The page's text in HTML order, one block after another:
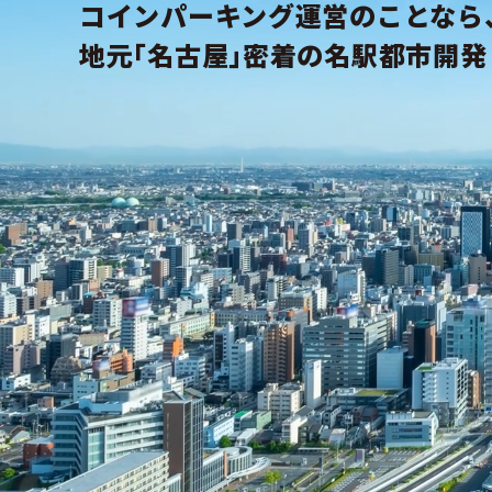
コインパーキング運営のことなら
地元｢名古屋｣密着の名駅都市開発